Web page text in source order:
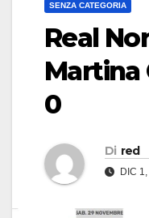
SENZA CATEGORIA
Real
Martina
0
Di red
DIC